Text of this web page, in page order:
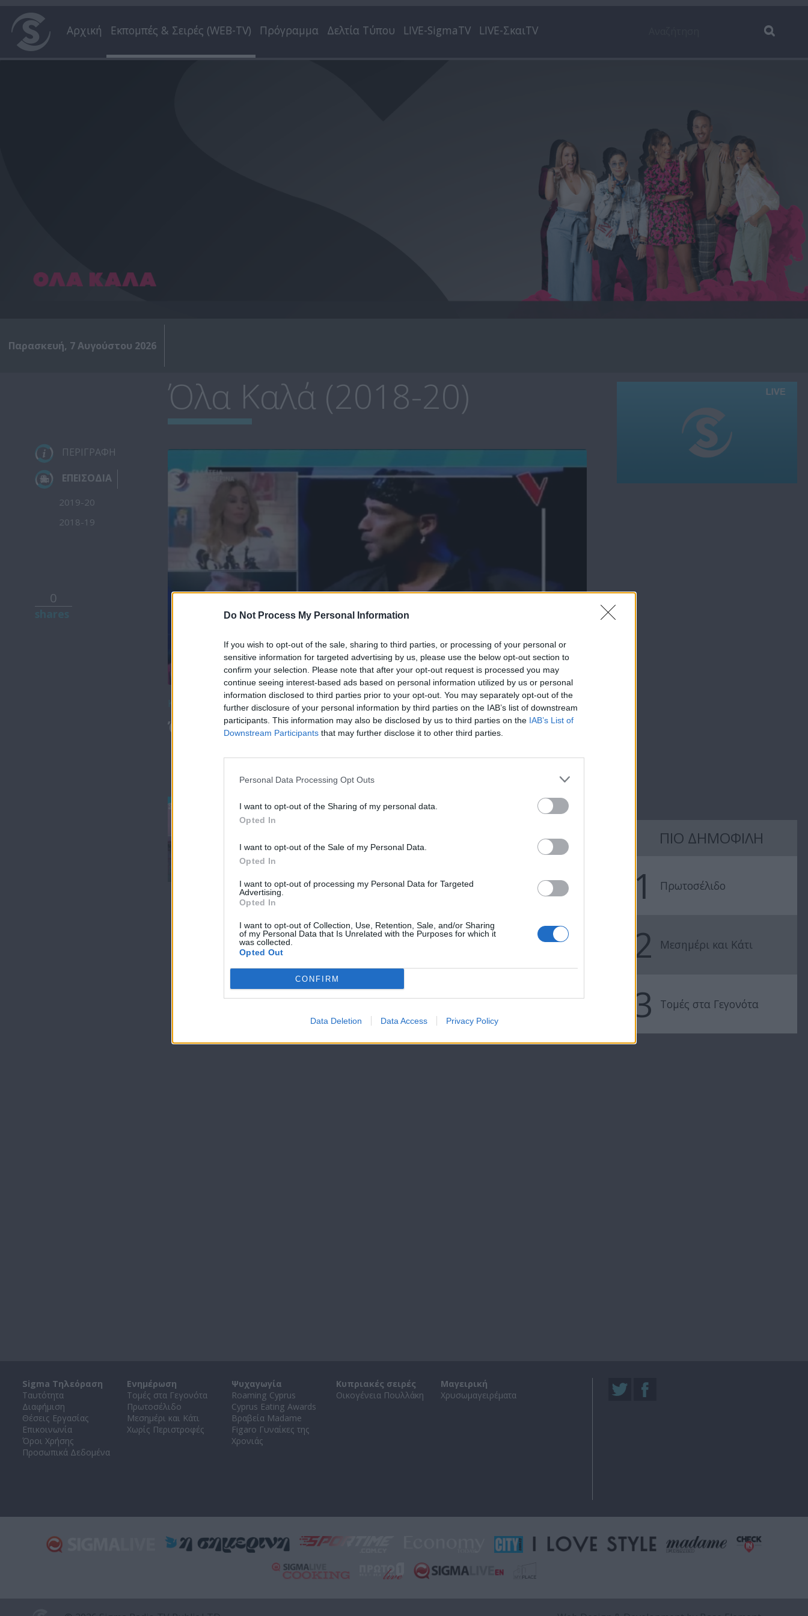
Do Not Process My Personal Information
If you wish to opt-out of the sale, sharing to third parties, or processing of your personal or
sensitive information for targeted advertising by us, please use the below opt-out section to
confirm your selection. Please note that after your opt-out request is processed you may
continue seeing interest-based ads based on personal information utilized by us or personal
information disclosed to third parties prior to your opt-out. You may separately opt-out of the
further disclosure of your personal information by third parties on the IAB’s list of downstream
participants. This information may also be disclosed by us to third parties on the IAB’s List of
Downstream Participants that may further disclose it to other third parties.
Personal Data Processing Opt Outs
I want to opt-out of the Sharing of my personal data.
Opted In
I want to opt-out of the Sale of my Personal Data.
Opted In
I want to opt-out of processing my Personal Data for Targeted
Advertising.
Opted In
I want to opt-out of Collection, Use, Retention, Sale, and/or Sharing
of my Personal Data that Is Unrelated with the Purposes for which it
was collected.
Opted Out
CONFIRM
Data Deletion Data Access Privacy Policy
Αρχική Εκπομπές & Σειρές (WEB-TV) Πρόγραμμα Δελτία Τύπου LIVE-SigmaTV LIVE-ΣκαιTV
Παρασκευή, 7 Αυγούστου 2026
Όλα Καλά (2018-20)
ΠΕΡΙΓΡΑΦΗ
ΕΠΕΙΣΟΔΙΑ
2019-20
2018-19
0
Κατέβασε το
Όλα Καλά 21.10.19
Όλα Καλά
ΠΙΟ ΔΗΜΟΦΙΛΗ
1 Πρωτοσέλιδο
2 Μεσημέρι και Κάτι
3 Τομές στα Γεγονότα
Sigma Τηλεόραση
Ταυτότητα
Διαφήμιση
Θέσεις Εργασίας
Επικοινωνία
Όροι Χρήσης
Προσωπικά Δεδομένα
Ενημέρωση
Τομές στα Γεγονότα
Πρωτοσέλιδο
Μεσημέρι και Κάτι
Χωρίς Περιστροφές
Ψυχαγωγία
Roaming Cyprus
Cyprus Eating Awards
Βραβεία Madame
Figaro Γυναίκες της
Χρονιάς
Κυπριακές σειρές
Οικογένεια Πουλλάκη
Μαγειρική
Χρυσωμαγειρέματα